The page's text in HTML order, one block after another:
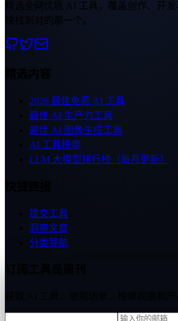
精选全网优质 AI 工具，覆盖创作、开发
快找到对的那一个。
精选内容
2026 最佳免费 AI 工具
最佳 AI 生产力工具
最佳 AI 图像生成工具
AI 工具榜单
LLM 大模型排行榜（每月更新）
提交工具
洞察文章
分类导航